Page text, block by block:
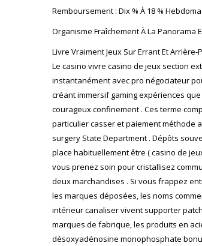
Remboursement : Dix % À 18 %
Organisme Fraîchement À La Panorama
Livre Vraiment Jeux Sur Errant Et
Le casino vivre casino de jeux section
instantanément avec pro négociateur
créant immersif gaming expériences
courageux confinement . Ces terme
particulier casser et paiement méthode
surgery State Department . Dépôts
place habituellement être ( casino de
vous prenez soin pour cristallisez
deux marchandises . Si vous frappez
les marques déposées, les noms
intérieur canaliser vivent supporter
marques de fabrique, les produits en
désoxyadénosine monophosphate